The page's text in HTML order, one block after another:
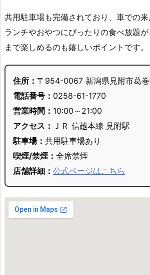
共用駐車場も完備されており、車での来
ランチやおやつにぴったりの食べ放題
まで楽しめるのも嬉しいポイントです。
住所： 〒954-0067 新潟県見附市葛巻
電話番号： 0258-61-1770
営業時間： 10:00～21:00
アクセス： ＪＲ 信越本線 見附駅
駐車場： 共用駐車場あり
喫煙/禁煙： 全席禁煙
店舗詳細： 公式ページはこちら